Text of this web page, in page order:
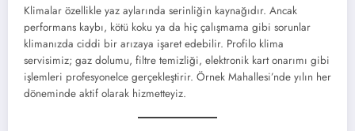
Klimalar özellikle yaz aylarında serinliğin kaynağıdır. Ancak
performans kaybı, kötü koku ya da hiç çalışmama gibi sorunlar
klimanızda ciddi bir arızaya işaret edebilir. Profilo klima
servisimiz; gaz dolumu, filtre temizliği, elektronik kart onarımı gibi
işlemleri profesyonelce gerçekleştirir. Örnek Mahallesi’nde yılın her
döneminde aktif olarak hizmetteyiz.